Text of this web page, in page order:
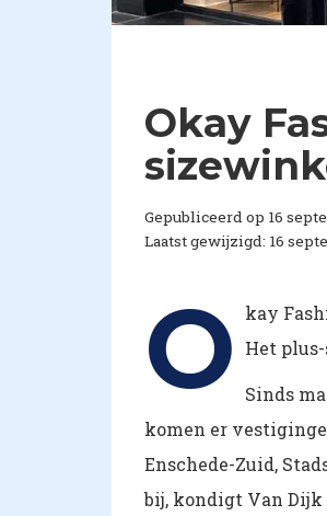
Okay
Gepubliceerd op 16
Laatst gewijzigd: 16
O
kay
Het
Sinds
komen er
Enschede-Zuid,
bij, kondigt Van Dijk